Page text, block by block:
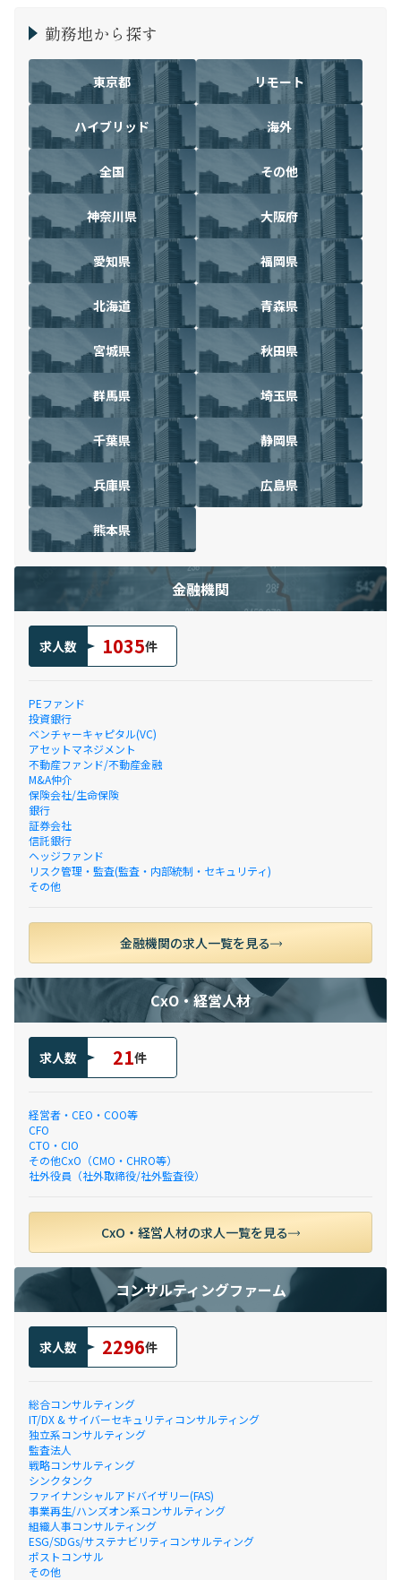
勤務地から探す
東京都 リモート
ハイブリッド 海外
全国 その他
神奈川県 大阪府
愛知県 福岡県
北海道 青森県
宮城県 秋田県
群馬県 埼玉県
千葉県 静岡県
兵庫県 広島県
熊本県
金融機関
求人数 1035件
PEファンド
投資銀行
ベンチャーキャピタル(VC)
アセットマネジメント
不動産ファンド/不動産金融
M&A仲介
保険会社/生命保険
銀行
証券会社
信託銀行
ヘッジファンド
リスク管理・監査(監査・内部統制・セキュリティ)
その他
金融機関の求人一覧を見る
CxO・経営人材
求人数 21件
経営者・CEO・COO等
CFO
CTO・CIO
その他CxO（CMO・CHRO等）
社外役員（社外取締役/社外監査役）
CxO・経営人材の求人一覧を見る
コンサルティングファーム
求人数 2296件
総合コンサルティング
IT/DX & サイバーセキュリティコンサルティング
独立系コンサルティング
監査法人
戦略コンサルティング
シンクタンク
ファイナンシャルアドバイザリー(FAS)
事業再生/ハンズオン系コンサルティング
組織人事コンサルティング
ESG/SDGs/サステナビリティコンサルティング
ポストコンサル
その他